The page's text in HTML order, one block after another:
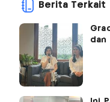
Berita Terkait
dan